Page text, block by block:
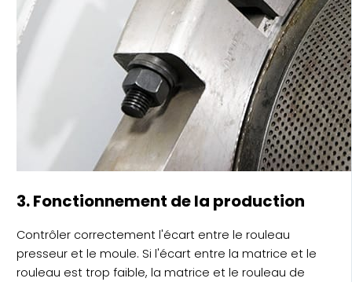
3. Fonctionnement de la production
Contrôler correctement l'écart entre le rouleau
presseur et le moule. Si l'écart entre la matrice et le
rouleau est trop faible, la matrice et le rouleau de